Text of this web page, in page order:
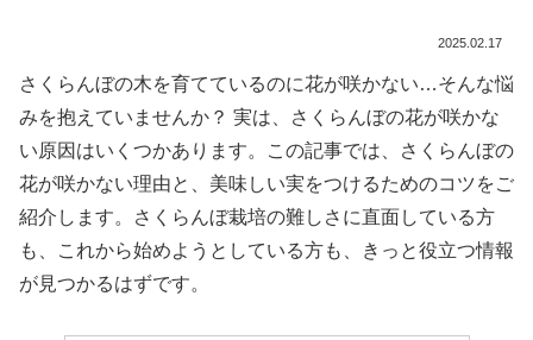
2025.02.17
さくらんぼの木を育てているのに花が咲かない…そんな悩
みを抱えていませんか？ 実は、さくらんぼの花が咲かな
い原因はいくつかあります。この記事では、さくらんぼの
花が咲かない理由と、美味しい実をつけるためのコツをご
紹介します。さくらんぼ栽培の難しさに直面している方
も、これから始めようとしている方も、きっと役立つ情報
が見つかるはずです。